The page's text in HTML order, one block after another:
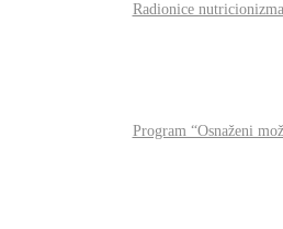
Radionice nutricionizma
Program “Osnaženi